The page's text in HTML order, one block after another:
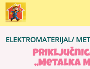
ELEKTROMATERIJAL/
,,Metalka